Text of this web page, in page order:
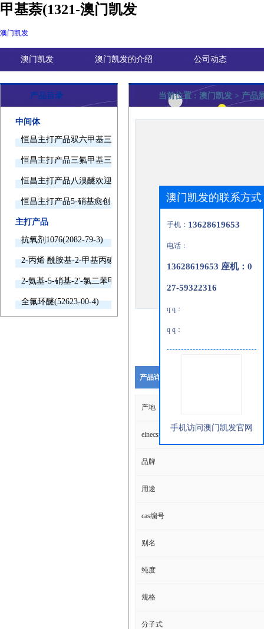
甲基萘(1321-澳门凯发
澳门凯发
澳门凯发 澳门凯发的介绍 公司动态
产品目录
中间体
恒昌主打产品双六甲基三胺欢迎询价
恒昌主打产品三氟甲基三甲基硅烷欢迎询价
恒昌主打产品八溴醚欢迎询价
恒昌主打产品5-硝基愈创木酚钠欢迎询价
主打产品
抗氧剂1076(2082-79-3)
2-丙烯 酰胺基-2-甲基丙磺酸(15214-89-8)
2-氨基-5-硝基-2'-氯二苯甲酮(2011-66-7)
全氟环醚(52623-00-4)
当前位置 : 澳门凯发 > 产品
产品详细说明
产地
einecs编号
品牌
用途
cas编号
别名
纯度
规格
分子式
澳门凯发的联系方式
手机： 13628619653
电话：
13628619653 座机：0
27-59322316
q q：
q q：
手机访问澳门凯发官网